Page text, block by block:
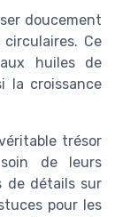
doucement
Ce
huiles de
la croissance
trésor
de leurs
de détails sur
pour les